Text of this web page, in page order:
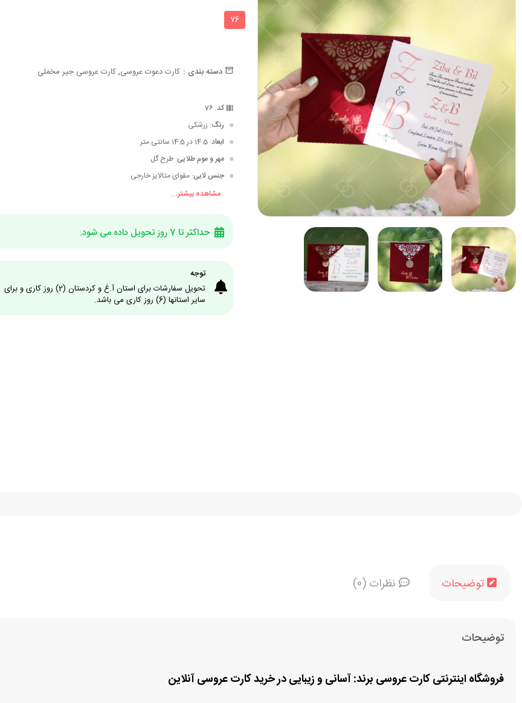
کارت دیجیتال
76
دسته بندی : کارت دعوت عروسی,کارت عروسی جیر مخملی
کد: 76
رنگ: زرشکی
ابعاد: 14.5 در 14.5 سانتی متر
مهر و موم طلایی: طرح گل
جنس لایی: مقوای متالایز خارجی
مشاهده بیشتر...
حداکثر تا 7 روز تحویل داده می شود.
توجه
تحویل سفارشات برای استان آ.غ و کردستان (2) روز کاری و برای
سایر استانها (6) روز کاری می باشد.
توضیحات نظرات (0)
توضیحات
فروشگاه اینترنتی کارت عروسی برند: آسانی و زیبایی در خرید کارت عروسی آنلاین